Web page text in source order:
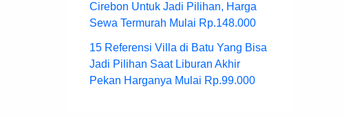
Cirebon Untuk Jadi Pilihan, Harga
Sewa Termurah Mulai Rp.148.000
15 Referensi Villa di Batu Yang Bisa
Jadi Pilihan Saat Liburan Akhir
Pekan Harganya Mulai Rp.99.000